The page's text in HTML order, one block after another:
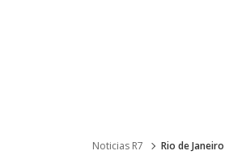
Noticias R7 Rio de Janeiro